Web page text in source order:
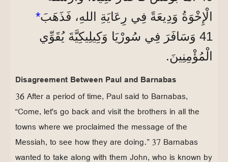
الْإِخْوَةُ وَدِيعَةً فِي رِعَايَةِ اللهِ، فَذَهَبَ*
41 وَسَافَرَ فِي سُورْيَا وَكِيلِيكِيَّةَ يُقَوِّي
الْمُؤْمِنِينَ.
Disagreement Between Paul and Barnabas
36 After a period of time, Paul said to Barnabas,
“Come, let's go back and visit the brothers in all the
towns where we proclaimed the message of the
Messiah, to see how they are doing.” 37 Barnabas
wanted to take along with them John, who is known by